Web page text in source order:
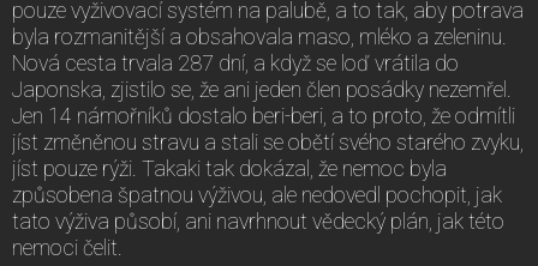
pouze vyživovací systém na palubě, a to tak, aby potrava
byla rozmanitější a obsahovala maso, mléko a zeleninu.
Nová cesta trvala 287 dní, a když se loď vrátila do
Japonska, zjistilo se, že ani jeden člen posádky nezemřel.
Jen 14 námořníků dostalo beri-beri, a to proto, že odmítli
jíst změněnou stravu a stali se obětí svého starého zvyku,
jíst pouze rýži. Takaki tak dokázal, že nemoc byla
způsobena špatnou výživou, ale nedovedl pochopit, jak
tato výživa působí, ani navrhnout vědecký plán, jak této
nemoci čelit.